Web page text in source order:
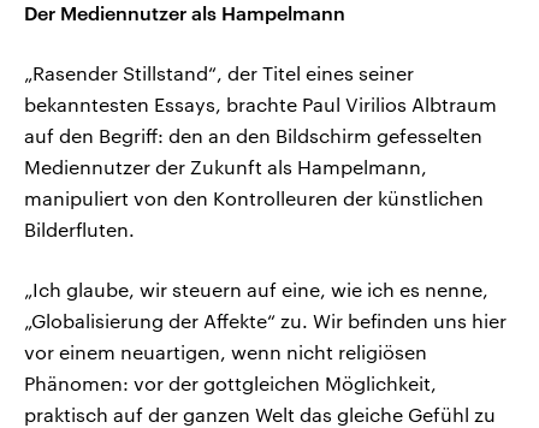
Der Mediennutzer als Hampelmann
„Rasender Stillstand“, der Titel eines seiner
bekanntesten Essays, brachte Paul Virilios Albtraum
auf den Begriff: den an den Bildschirm gefesselten
Mediennutzer der Zukunft als Hampelmann,
manipuliert von den Kontrolleuren der künstlichen
Bilderfluten.
„Ich glaube, wir steuern auf eine, wie ich es nenne,
„Globalisierung der Affekte“ zu. Wir befinden uns hier
vor einem neuartigen, wenn nicht religiösen
Phänomen: vor der gottgleichen Möglichkeit,
praktisch auf der ganzen Welt das gleiche Gefühl zu